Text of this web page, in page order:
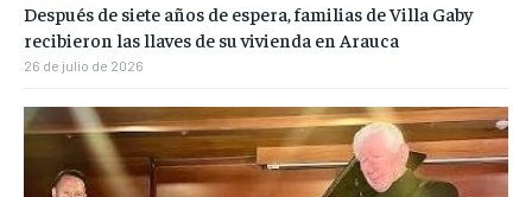
Después de siete años de espera, familias de Villa Gaby
recibieron las llaves de su vivienda en Arauca
26 de julio de 2026